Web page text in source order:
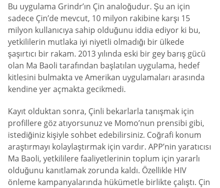
Bu uygulama Grindr’ın Çin analoğudur. Şu an için
sadece Çin’de mevcut, 10 milyon rakibine karşı 15
milyon kullanıcıya sahip olduğunu iddia ediyor ki bu,
yetkililerin mutlaka iyi niyetli olmadığı bir ülkede
şaşırtıcı bir rakam. 2013 yılında eski bir gey barış gücü
olan Ma Baoli tarafından başlatılan uygulama, hedef
kitlesini bulmakta ve Amerikan uygulamaları arasında
kendine yer açmakta gecikmedi.
Kayıt olduktan sonra, Çinli bekarlarla tanışmak için
profillere göz atıyorsunuz ve Momo’nun prensibi gibi,
istediğiniz kişiyle sohbet edebilirsiniz. Coğrafi konum
araştırmayı kolaylaştırmak için vardır. APP’nin yaratıcısı
Ma Baoli, yetkililere faaliyetlerinin toplum için yararlı
olduğunu kanıtlamak zorunda kaldı. Özellikle HIV
önleme kampanyalarında hükümetle birlikte çalıştı. Çin